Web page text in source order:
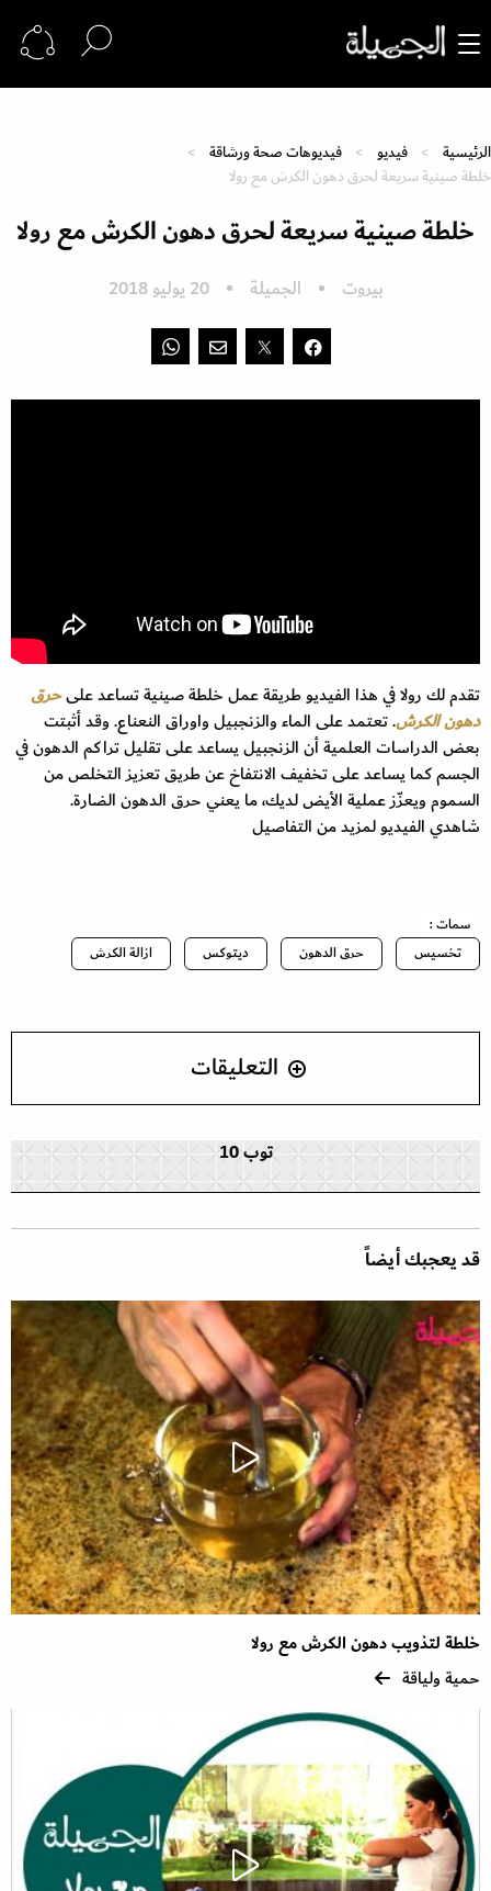
الرئيسية فيديو
فيديوهات صحة ورشاقة
خلطة صينية سريعة لحرق دهون الكرش مع رولا
خلطة صينية سريعة لحرق دهون الكرش مع رولا
بيروت الجميلة 20 يوليو 2018
تقدم لك رولا في هذا الفيديو طريقة عمل خلطة صينية تساعد علىحرق
دهون الكرش. تعتمد على الماء والزنجبيل واوراق النعناع. وقد أثبتت
بعض الدراسات العلمية أن الزنجبيل يساعد على تقليل تراكم الدهون في
الجسم كما يساعد على تخفيف الانتفاخ عن طريق تعزيز التخلص من
السموم ويعزّز عملية الأيض لديك، ما يعني حرق الدهون الضارة.
شاهدي الفيديو لمزيد من التفاصيل
سمات :
تخسيس
حرق الدهون ديتوكس ازالة الكرش
التعليقات
توب 10
قد يعجبك أيضاً
خلطة لتذويب دهون الكرش مع رولا
حمية ولياقة